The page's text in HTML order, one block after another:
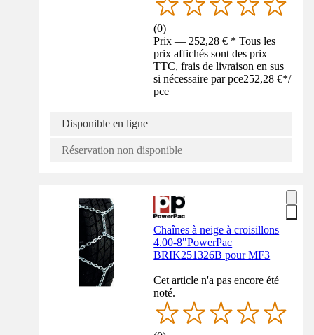
(0)
Prix — 252,28 € * Tous les
prix affichés sont des prix
TTC, frais de livraison en sus
si nécessaire par pce252,28 €*/
pce
Disponible en ligne
Réservation non disponible
Chaînes à neige à croisillons
4.00-8"PowerPac
BRIK251326B pour MF3
Cet article n'a pas encore été
noté.